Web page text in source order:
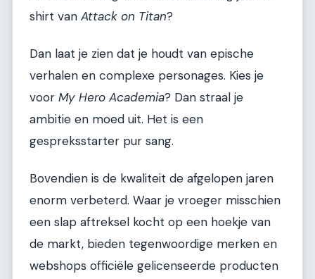
shirt van Attack on Titan?
Dan laat je zien dat je houdt van epische
verhalen en complexe personages. Kies je
voor My Hero Academia? Dan straal je
ambitie en moed uit. Het is een
gespreksstarter pur sang.
Bovendien is de kwaliteit de afgelopen jaren
enorm verbeterd. Waar je vroeger misschien
een slap aftreksel kocht op een hoekje van
de markt, bieden tegenwoordige merken en
webshops officiële gelicenseerde producten